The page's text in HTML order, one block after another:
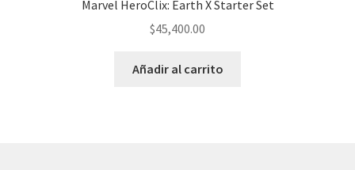
Marvel HeroClix: Earth X Starter Set
$45,400.00
Añadir al carrito